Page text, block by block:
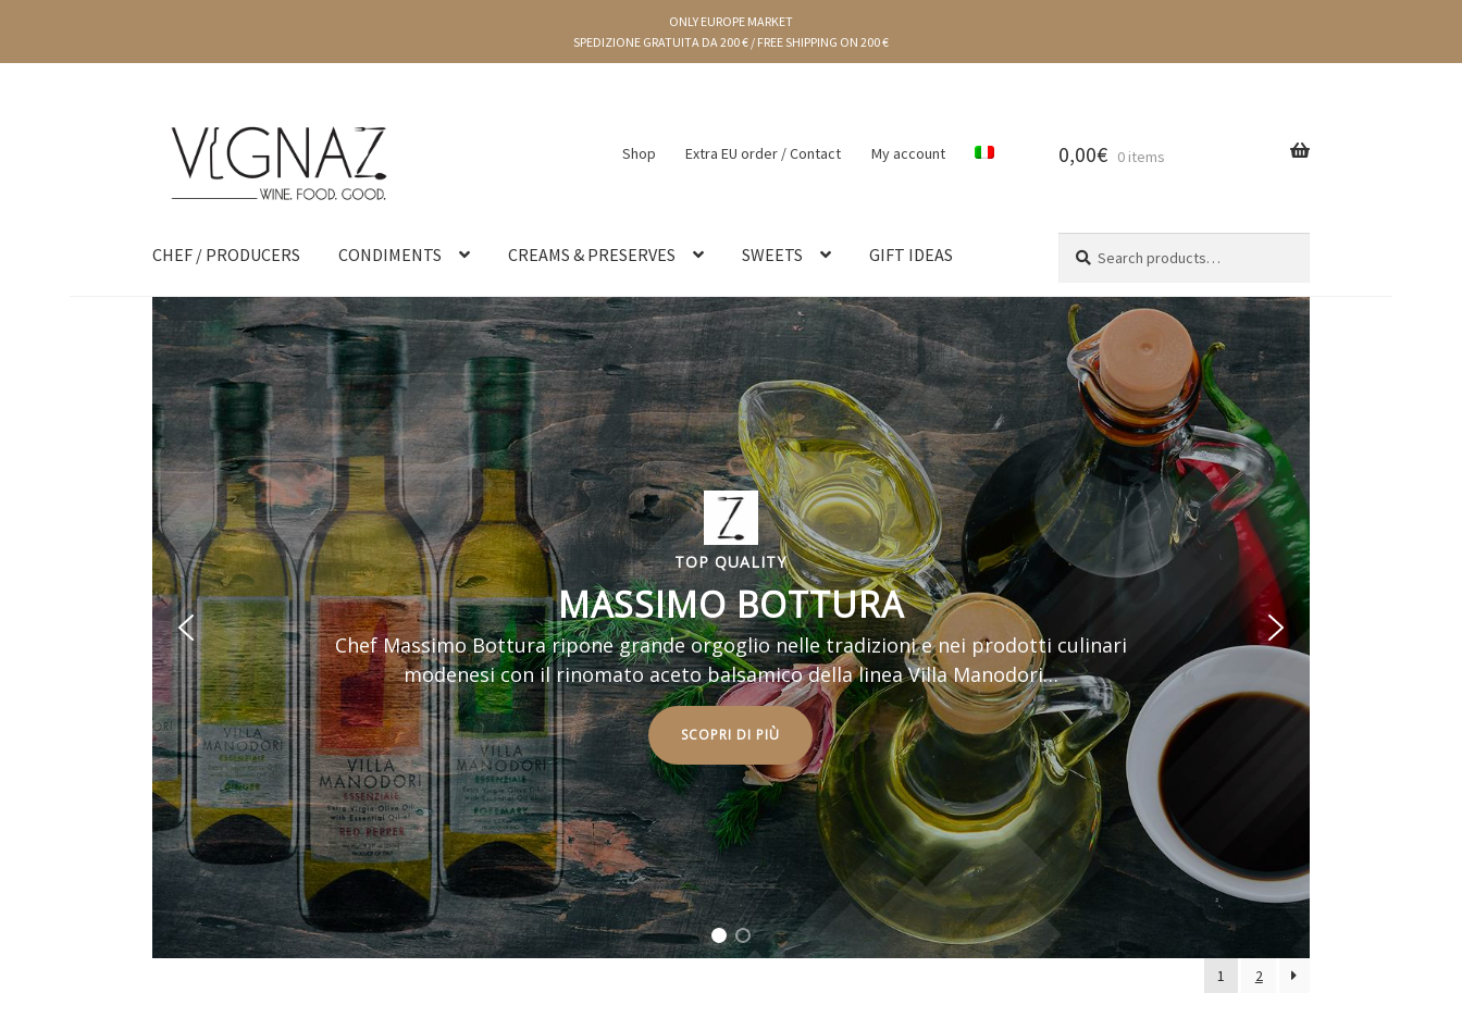
ONLY EUROPE MARKET
SPEDIZIONE GRATUITA DA 200 € / FREE SHIPPING ON 200 €
Shop Extra EU order / Contact My account 0,00€ 0 items
CHEF / PRODUCERS CONDIMENTS CREAMS & PRESERVES SWEETS GIFT IDEAS
for:
TOP QUALITY
MASSIMO BOTTURA
Chef Massimo Bottura ripone grande orgoglio nelle tradizioni e nei prodotti culinari
modenesi con il rinomato aceto balsamico della linea Villa Manodori…
SCOPRI DI PIÙ
1 2